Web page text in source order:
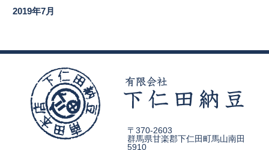
2019年7月
〒370-2603
群馬県甘楽郡下仁田町馬山南田
5910